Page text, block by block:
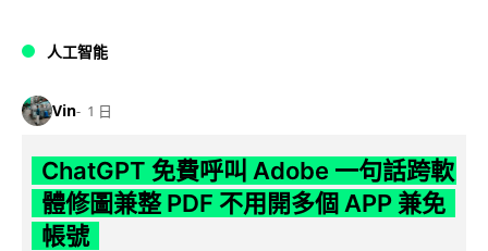
人工智能
Vin 1 日
ChatGPT 免費呼叫 Adobe 一句話跨軟
體修圖兼整 PDF 不用開多個 APP 兼免
帳號